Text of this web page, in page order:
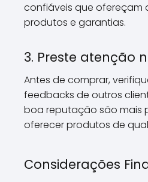
confiáveis que ofereçam
produtos e garantias.
3. Preste atenção
Antes de comprar,
feedbacks de outros
boa reputação são mais
oferecer produtos de
Considerações